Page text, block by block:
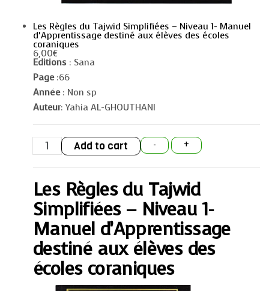
Les Règles du Tajwid Simplifiées – Niveau 1- Manuel
d’Apprentissage destiné aux élèves des écoles
coraniques
6,00€
Editions : Sana
Page:66
Année : Non sp
Auteur: Yahia AL-GHOUTHANI
-
Les
Règles
du
-
Niveau
1-
Manuel
d'Apprentissage
destiné
aux
élèves
des
écoles
coraniques
quantity
+
Add to cart
Les Règles du Tajwid
Simplifiées – Niveau 1-
Manuel d’Apprentissage
destiné aux élèves des
écoles coraniques